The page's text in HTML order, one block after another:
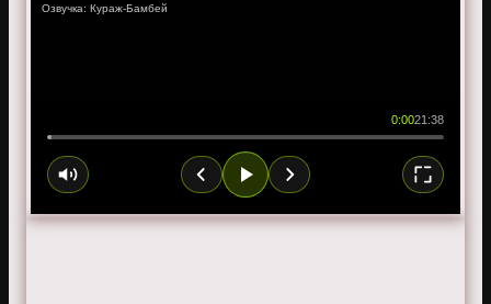
Озвучка: Кураж-Бамбей
0:0021:38